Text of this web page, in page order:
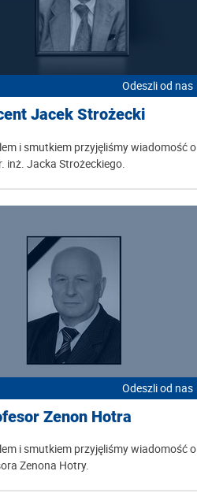
Odeszli od nas
Jacek Strożecki
i smutkiem przyjęliśmy wiadomość o
inż. Jacka Strożeckiego.
Odeszli od nas
Zenon Hotra
i smutkiem przyjęliśmy wiadomość o
Zenona Hotry.